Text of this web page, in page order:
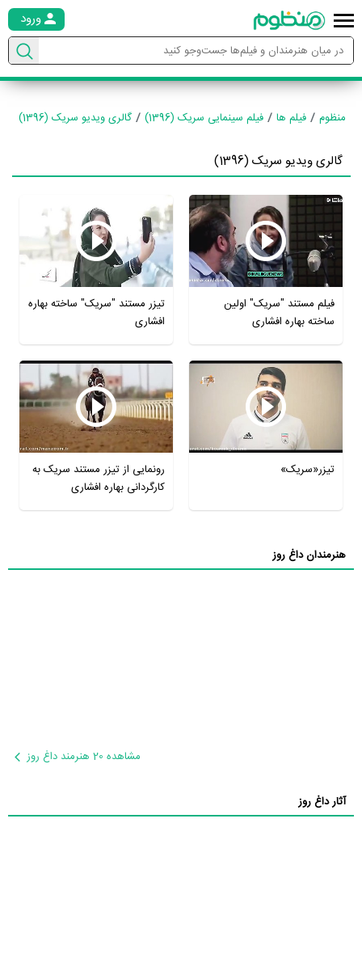
ورود
منظوم فیلم ها فیلم سینمایی سریک (1396) گالری ویدیو سریک (1396)
گالری ویدیو سریک (1396)
فیلم مستند "سریک" اولین
ساخته بهاره افشاری
تیزر مستند "سریک" ساخته بهاره
افشاری
تیزر«سریک»
رونمایی از تیزر مستند سریک به
کارگردانی بهاره افشاری
هنرمندان داغ روز
مشاهده 20 هنرمند داغ روز
آثار داغ روز